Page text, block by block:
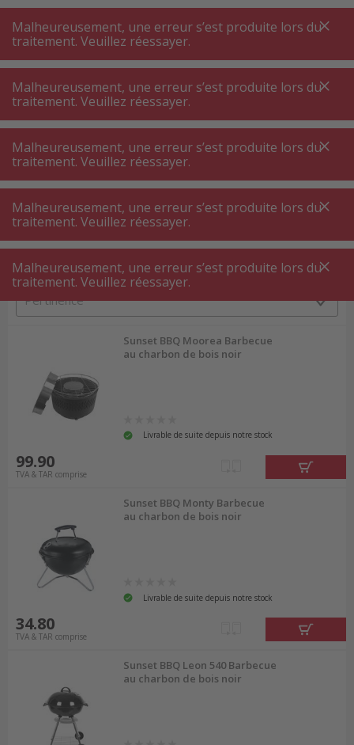
A +++
A+++
A +++
A+++
MyPost
MyPost
MENU RECHERCHE
Barbecue Barbecue charbon de bois
Barbecue charbon de bois
Filtres de produits
92 P.
Trier par
Sunset BBQ Moorea Barbecue
au charbon de bois noir
Livrable de suite depuis notre stock
99.90
TVA & TAR comprise
Sunset BBQ Monty Barbecue
au charbon de bois noir
Livrable de suite depuis notre stock
34.80
TVA & TAR comprise
Sunset BBQ Leon 540 Barbecue
au charbon de bois noir
Malheureusement, une erreur s’est produite lors du
traitement. Veuillez réessayer.
Malheureusement, une erreur s’est produite lors du
traitement. Veuillez réessayer.
Malheureusement, une erreur s’est produite lors du
traitement. Veuillez réessayer.
Malheureusement, une erreur s’est produite lors du
traitement. Veuillez réessayer.
Malheureusement, une erreur s’est produite lors du
traitement. Veuillez réessayer.